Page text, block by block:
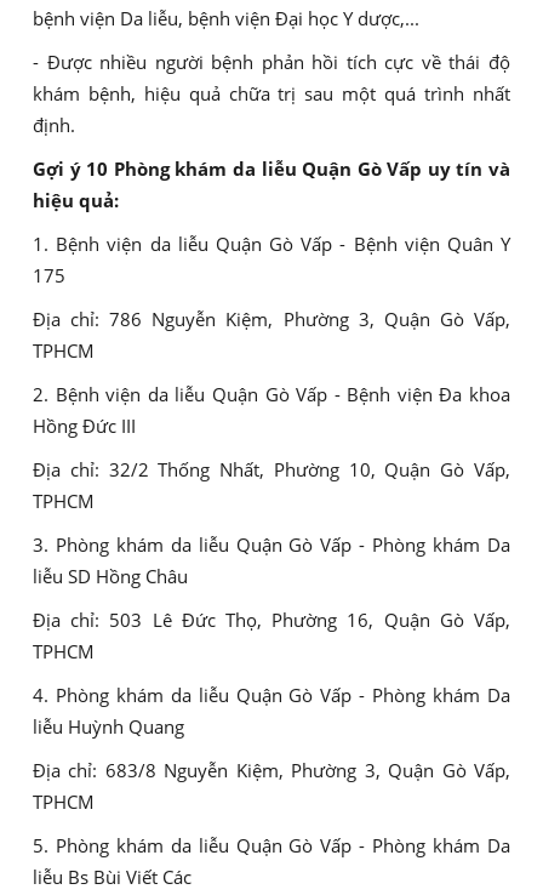
bệnh viện Da liễu, bệnh viện Đại học Y dược,...
- Được nhiều người bệnh phản hồi tích cực về thái độ
khám bệnh, hiệu quả chữa trị sau một quá trình nhất
định.
Gợi ý 10 Phòng khám da liễu Quận Gò Vấp uy tín và
hiệu quả:
1. Bệnh viện da liễu Quận Gò Vấp - Bệnh viện Quân Y
175
Địa chỉ: 786 Nguyễn Kiệm, Phường 3, Quận Gò Vấp,
TPHCM
2. Bệnh viện da liễu Quận Gò Vấp - Bệnh viện Đa khoa
Hồng Đức III
Địa chỉ: 32/2 Thống Nhất, Phường 10, Quận Gò Vấp,
TPHCM
3. Phòng khám da liễu Quận Gò Vấp - Phòng khám Da
liễu SD Hồng Châu
Địa chỉ: 503 Lê Đức Thọ, Phường 16, Quận Gò Vấp,
TPHCM
4. Phòng khám da liễu Quận Gò Vấp - Phòng khám Da
liễu Huỳnh Quang
Địa chỉ: 683/8 Nguyễn Kiệm, Phường 3, Quận Gò Vấp,
TPHCM
5. Phòng khám da liễu Quận Gò Vấp - Phòng khám Da
liễu Bs Bùi Viết Các